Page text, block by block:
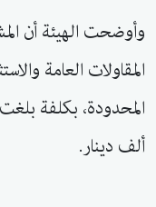
وأوضحت الهيئة أن
المقاولات العامة
ألف دينار.